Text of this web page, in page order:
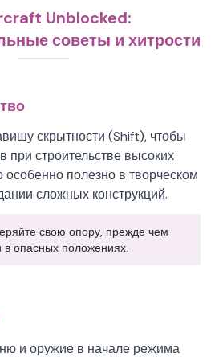
Unblocked:
советы и хитрости
скрытности (Shift), чтобы
при строительстве высоких
полезно в творческом
сложных конструкций.
свою опору, прежде чем
в опасных положениях.
и оружие в начале режима